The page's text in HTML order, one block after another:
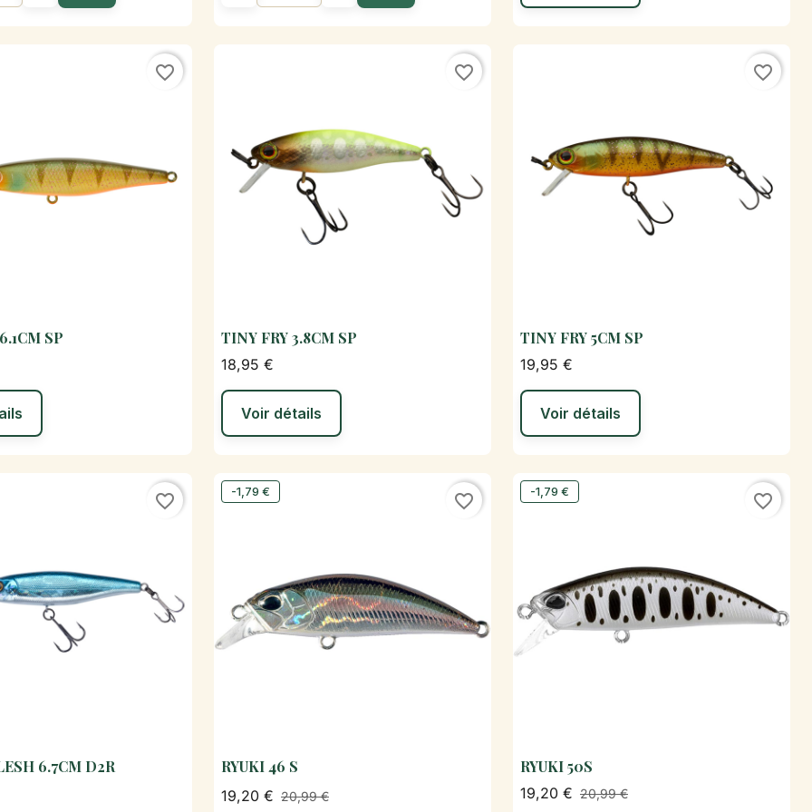
Ajouter au panier Ajouter au panier
favorite_border
SP
favorite_border

TINY FRY 3.8CM SP
18,95 €
Voir détails
favorite_border

TINY FRY 5CM SP
19,95 €
Voir détails
favorite_border
Aperçu rapide
6.7CM D2R
-1,79 € favorite_border
RYUKI 46 S
19,20 € 20,99 €
-1,79 € favorite_border
RYUKI 50S
19,20 € 20,99 €